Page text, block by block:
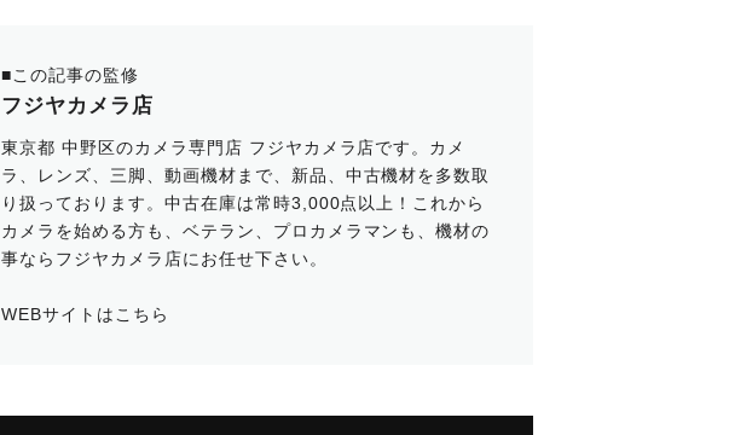
■この記事の監修
フジヤカメラ店
東京都 中野区のカメラ専門店 フジヤカメラ店です。カメ
ラ、レンズ、三脚、動画機材まで、新品、中古機材を多数取
り扱っております。中古在庫は常時3,000点以上！これから
カメラを始める方も、ベテラン、プロカメラマンも、機材の
事ならフジヤカメラ店にお任せ下さい。
WEBサイトは こちら